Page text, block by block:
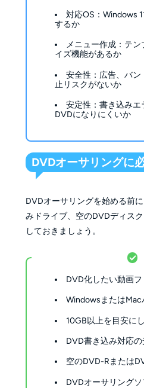
対応OS：Windows
するか
メニュー作成：テ
イズ機能があるか
安全性：広告、バ
止リスクがないか
安定性：書き込み
DVDになりにくいか
DVDオーサリングに
DVDオーサリングを始める前
みドライブ、空のDVDディス
しておきましょう。
DVD化したい動画
WindowsまたはMac
10GB以上を目安に
DVD書き込み対応
空のDVD-Rまたは
DVDオーサリングソ